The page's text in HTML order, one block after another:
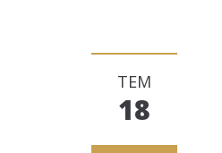
TEM
18